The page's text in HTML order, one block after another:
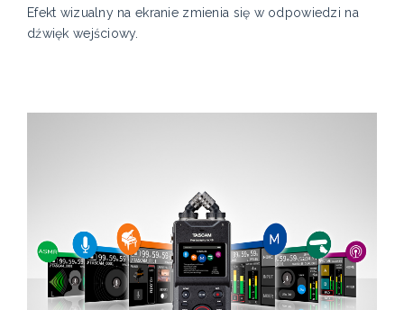
Efekt wizualny na ekranie zmienia się w odpowiedzi na
dźwięk wejściowy.